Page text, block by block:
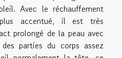
Avec le réchauffement
accentué, il est très
prolongé de la peau avec
parties du corps assez